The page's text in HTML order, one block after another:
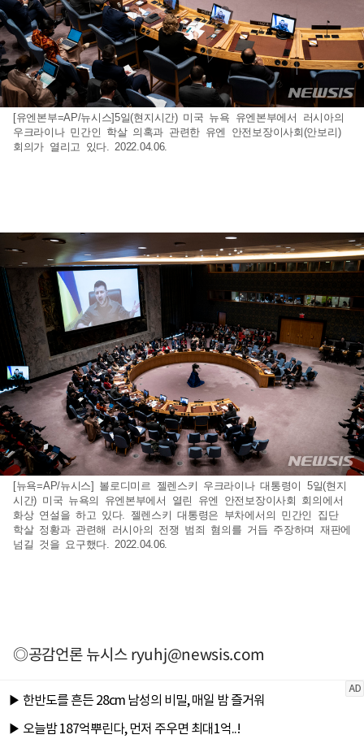
[유엔본부=AP/뉴시스]5일(현지시간) 미국 뉴욕 유엔본부에서 러시아의
우크라이나 민간인 학살 의혹과 관련한 유엔 안전보장이사회(안보리)
회의가 열리고 있다. 2022.04.06.
[뉴욕=AP/뉴시스] 볼로디미르 젤렌스키 우크라이나 대통령이 5일(현지
시간) 미국 뉴욕의 유엔본부에서 열린 유엔 안전보장이사회 회의에서
화상 연설을 하고 있다. 젤렌스키 대통령은 부차에서의 민간인 집단
학살 정황과 관련해 러시아의 전쟁 범죄 혐의를 거듭 주장하며 재판에
넘길 것을 요구했다. 2022.04.06.
◎공감언론 뉴시스ryuhj@newsis.com